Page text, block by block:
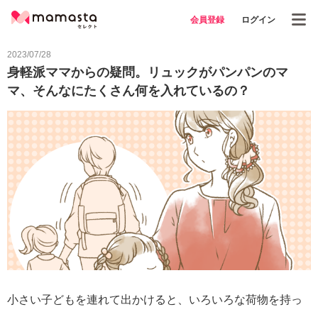
会員登録 ログイン
2023/07/28
身軽派ママからの疑問。リュックがパンパンのマ
マ、そんなにたくさん何を入れているの？
小さい子どもを連れて出かけると、いろいろな荷物を持っ